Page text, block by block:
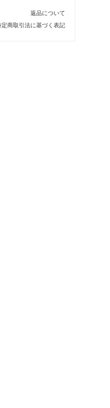
返品について
定商取引法に基づく表記